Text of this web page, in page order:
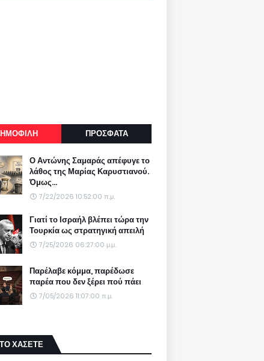
ΠΡΟΣΦΑΤΑ
Ο Αντώνης Σαμαράς απέφυγε το
λάθος της Μαρίας Καρυστιανού.
Όμως...
7/22/2026 10:52:00 π.μ.
Γιατί το Ισραήλ βλέπει τώρα την
Τουρκία ως στρατηγική απειλή
7/25/2026 06:27:00 μ.μ.
Παρέλαβε κόμμα, παρέδωσε
παρέα που δεν ξέρει πού πάει
7/05/2026 11:07:00 π.μ.
ΧΑΣΕΤΕ